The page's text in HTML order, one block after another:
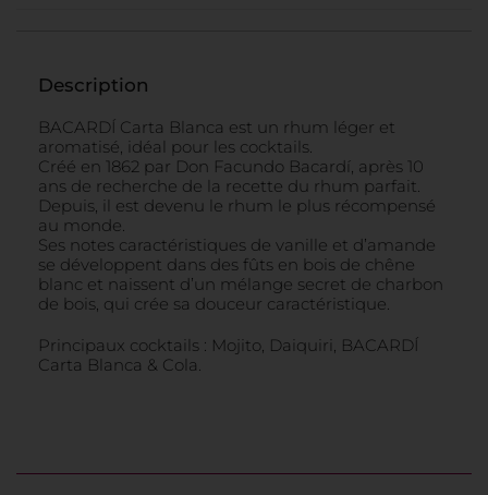
Description
BACARDÍ Carta Blanca est un rhum léger et
aromatisé, idéal pour les cocktails.
Créé en 1862 par Don Facundo Bacardí, après 10
ans de recherche de la recette du rhum parfait.
Depuis, il est devenu le rhum le plus récompensé
au monde.
Ses notes caractéristiques de vanille et d’amande
se développent dans des fûts en bois de chêne
blanc et naissent d’un mélange secret de charbon
de bois, qui crée sa douceur caractéristique.
Principaux cocktails : Mojito, Daiquiri, BACARDÍ
Carta Blanca & Cola.